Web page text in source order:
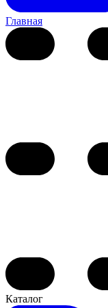
Главная
Каталог